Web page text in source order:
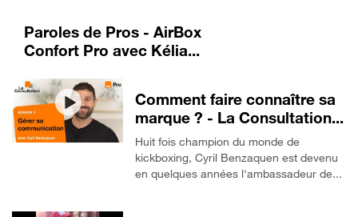
Paroles de Pros - AirBox
Confort Pro avec Kélia...
Comment faire connaître sa
marque ? - La Consultation...
Huit fois champion du monde de
kickboxing, Cyril Benzaquen est devenu
en quelques années l'ambassadeur de...